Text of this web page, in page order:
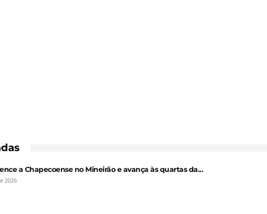
a Chapecoense no Mineirão e avança às quartas da...
2026